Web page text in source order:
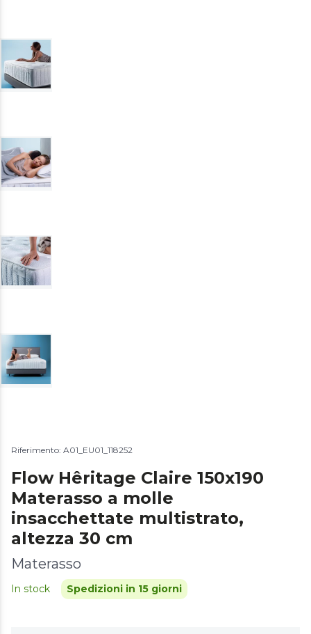
Riferimento: A01_EU01_118252
Flow Hêritage Claire 150x190
Materasso a molle
insacchettate multistrato,
altezza 30 cm
Materasso
In stock Spedizioni in 15 giorni